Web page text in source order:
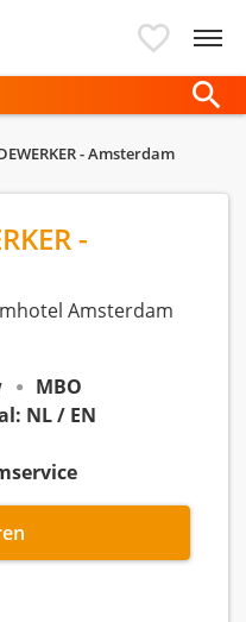
- Amsterdam
-
Amsterdam
MBO
NL / EN